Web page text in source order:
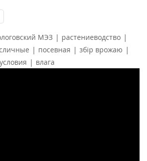
МЭЗ | растениеводство |
| посевная | збір врожаю |
| влага